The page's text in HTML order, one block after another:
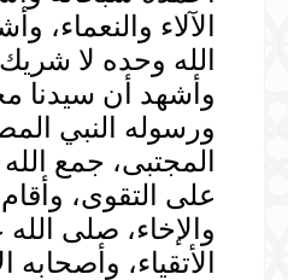
الآلاء والنعماء،
الله وحده لا
وأشهد أن سيدنا
ورسوله النبي
المجتبى، جمع
على التقوى،
والإخاء، صلى
الأتقياء، وأصحابه